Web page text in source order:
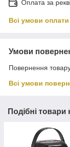
Оплата за
Всі умови оплати
Умови
Повернення
Всі умови
Подібні товари